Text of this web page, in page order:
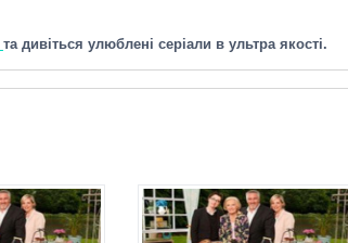
та дивіться улюблені серіали в ультра якості.